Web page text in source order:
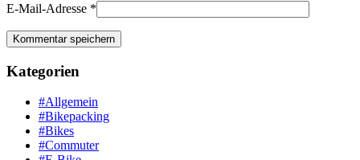
E-Mail-Adresse *
Kategorien
#Allgemein
#Bikepacking
#Bikes
#Commuter